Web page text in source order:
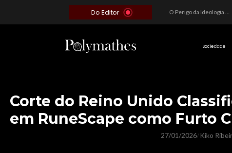
Do Editor O Perigo da Ideologia Desenfreada na Justiça: Quando a Pauta Política Substitui a Pena Criminal
Sociedade
Corte do Reino Unido
em RuneScape como Furto
27/01/2026/ Kiko